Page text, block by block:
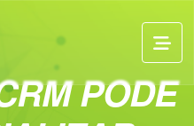
PODE